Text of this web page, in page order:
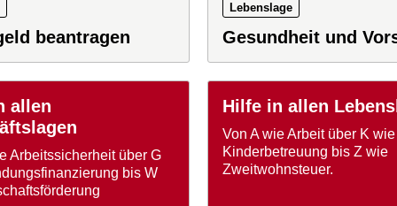
beantragen
Lebenslage
Gesundheit und
allen
Arbeitssicherheit über G
bis W
Hilfe in allen
Von A wie Arbeit über K wie
Kinderbetreuung bis Z wie
Zweitwohnsteuer.